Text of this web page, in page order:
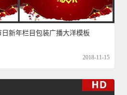
新年栏目包装广播大洋模板
2018-11-15